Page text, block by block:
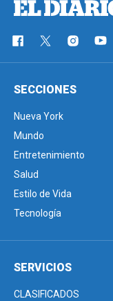
SECCIONES
Nueva York
Mundo
Entretenimiento
Salud
Estilo de Vida
Tecnología
SERVICIOS
CLASIFICADOS